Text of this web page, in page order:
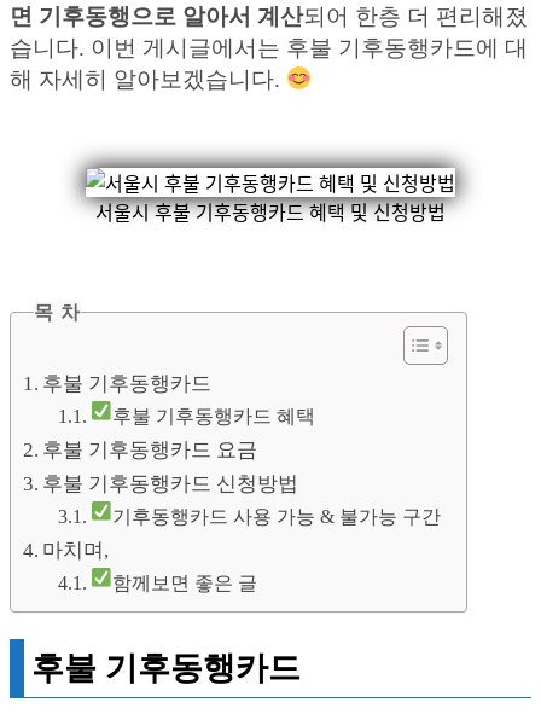
면 기후동행으로 알아서 계산되어 한층 더 편리해졌
습니다. 이번 게시글에서는 후불 기후동행카드에 대
해 자세히 알아보겠습니다.
서울시 후불 기후동행카드 혜택 및 신청방법
목 차
후불 기후동행카드
후불 기후동행카드 혜택
후불 기후동행카드 요금
후불 기후동행카드 신청방법
기후동행카드 사용 가능 & 불가능 구간
마치며,
함께보면 좋은 글
후불 기후동행카드